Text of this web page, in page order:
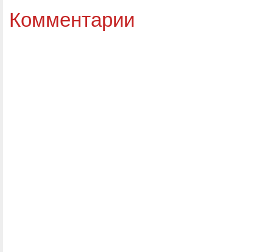
Комментарии